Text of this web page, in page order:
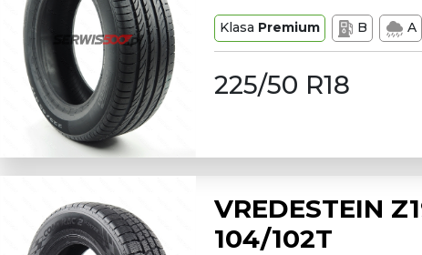
Klasa Premium B A
225/50 R18
VREDESTEIN
104/102T